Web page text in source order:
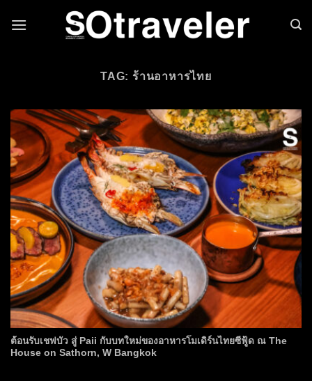
TAG: ร้านอาหารไทย
ต้อนรับเชฟบัว สู่ Paii กับบทใหม่ของอาหารโมเดิร์นไทยซีฟู้ด ณ The
House on Sathorn, W Bangkok